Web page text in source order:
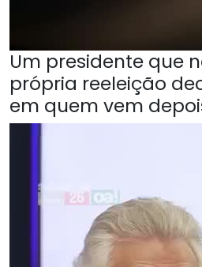
Um presidente que
própria reeleição
em quem vem